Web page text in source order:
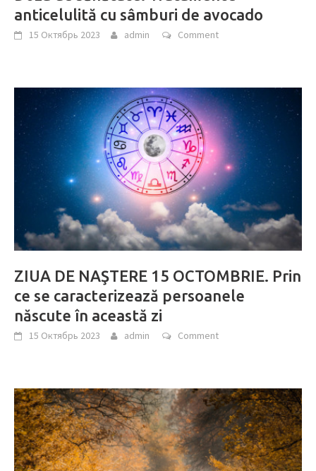
anticelulită cu sâmburi de avocado
15 Октябрь 2023 admin Comment
ZIUA DE NAŞTERE 15 OCTOMBRIE. Prin
ce se caracterizează persoanele
născute în această zi
15 Октябрь 2023 admin Comment